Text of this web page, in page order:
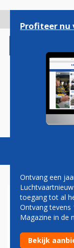
gaan
Magazine
Profiteer nu
Ontvang een
toegang tot al
Ontvang tevens
Magazine in de
Bekijk